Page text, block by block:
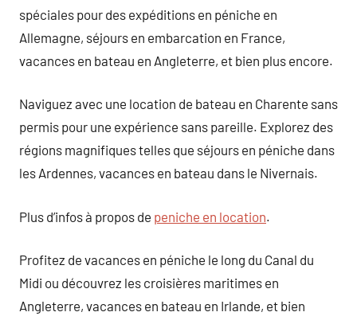
spéciales pour des expéditions en péniche en
Allemagne, séjours en embarcation en France,
vacances en bateau en Angleterre, et bien plus encore.
Naviguez avec une location de bateau en Charente sans
permis pour une expérience sans pareille. Explorez des
régions magnifiques telles que séjours en péniche dans
les Ardennes, vacances en bateau dans le Nivernais.
Plus d’infos à propos de peniche en location.
Profitez de vacances en péniche le long du Canal du
Midi ou découvrez les croisières maritimes en
Angleterre, vacances en bateau en Irlande, et bien